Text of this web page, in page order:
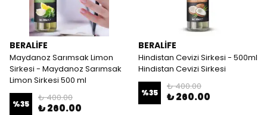
BERALİFE
Maydanoz Sarımsak Limon
Sirkesi - Maydanoz Sarımsak
Limon Sirkesi 500 ml
%35
₺ 400.00
₺ 260.00
BERALİFE
Hindistan Cevizi Sirkesi - 500ml
Hindistan Cevizi Sirkesi
%35
₺ 400.00
₺ 260.00